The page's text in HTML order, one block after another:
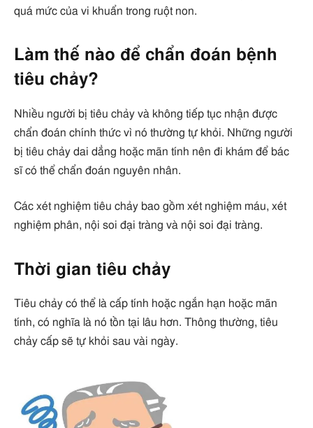
quá mức của vi khuẩn trong ruột non.
Làm thế nào để chẩn đoán bệnh
tiêu chảy?
Nhiều người bị tiêu chảy và không tiếp tục nhận được
chẩn đoán chính thức vì nó thường tự khỏi. Những người
bị tiêu chảy dai dẳng hoặc mãn tính nên đi khám để bác
sĩ có thể chẩn đoán nguyên nhân.
Các xét nghiệm tiêu chảy bao gồm xét nghiệm máu, xét
nghiệm phân, nội soi đại tràng và nội soi đại tràng.
Thời gian tiêu chảy
Tiêu chảy có thể là cấp tính hoặc ngắn hạn hoặc mãn
tính, có nghĩa là nó tồn tại lâu hơn. Thông thường, tiêu
chảy cấp sẽ tự khỏi sau vài ngày.